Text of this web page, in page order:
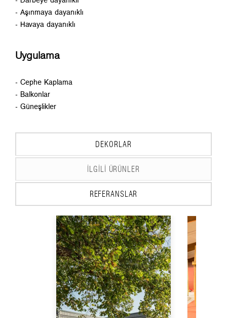
- Aşınmaya dayanıklı
- Havaya dayanıklı
Uygulama
- Cephe Kaplama
- Balkonlar
- Güneşlikler
DEKORLAR
İLGILI ÜRÜNLER
REFERANSLAR